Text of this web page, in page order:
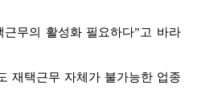
근무의 활성화 필요하다”고 바라
재택근무 자체가 불가능한 업종